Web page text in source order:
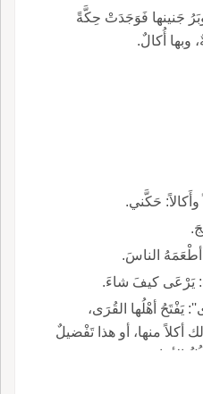
وبَرُ جَنينها فَوَجَدَتْ حِكَّةً
وبها أُكالٌ.
وأَكالاً: حَكَّني.
أطْعَمَهُ الناسَ.
يَرْعَى كيفَ شاءَ.
يَفْتَحُ أهْلُها القُرَى،
أكلاً منها، أو هذا تَفْضيلٌ
الأحاديثَ.